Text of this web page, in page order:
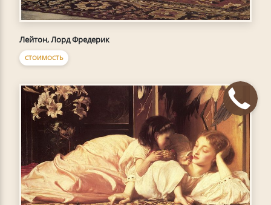
Лейтон, Лорд Фредерик
СТОИМОСТЬ